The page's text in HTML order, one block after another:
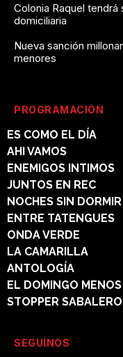
Colonia Raquel
domiciliaria
Nueva sanción
menores
PROGRAMACIÓN
ES COMO EL DÍA
AHI VAMOS
ENEMIGOS INTIMOS
JUNTOS EN REC
NOCHES SIN DORMIR
ENTRE TATENGUES
ONDA VERDE
LA CAMARILLA
ANTOLOGÍA
EL DOMINGO
STOPPER SABALERO
SEGUÍNOS